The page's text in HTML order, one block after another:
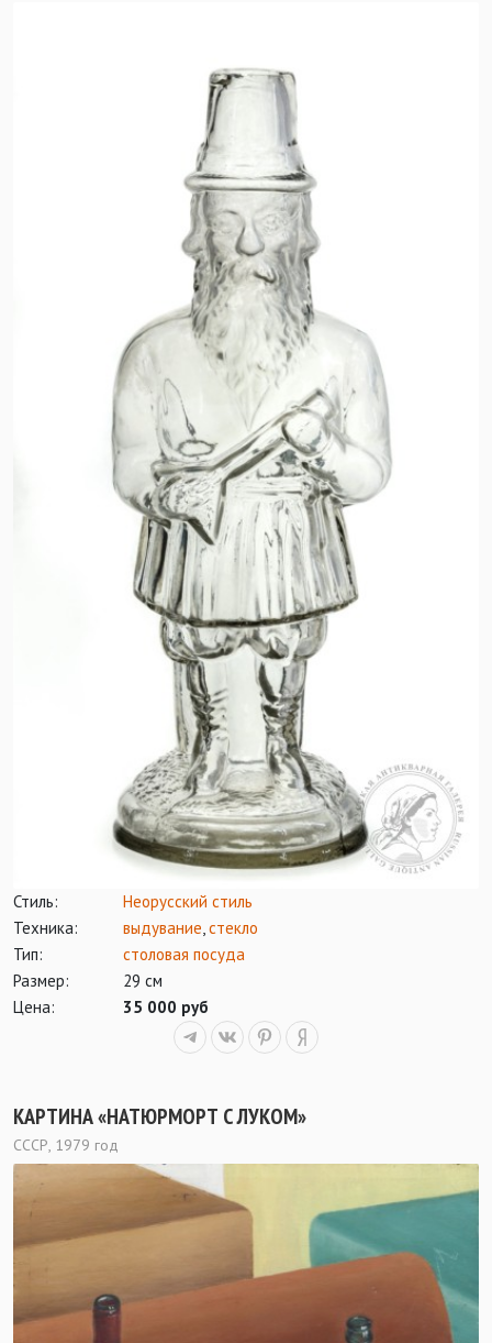
Стиль:
Неорусский стиль
Техника:
выдувание стекло
Тип:
столовая посуда
Размер:
29 см
Цена:
35 000 руб
КАРТИНА «НАТЮРМОРТ С ЛУКОМ»
СССР, 1979 год